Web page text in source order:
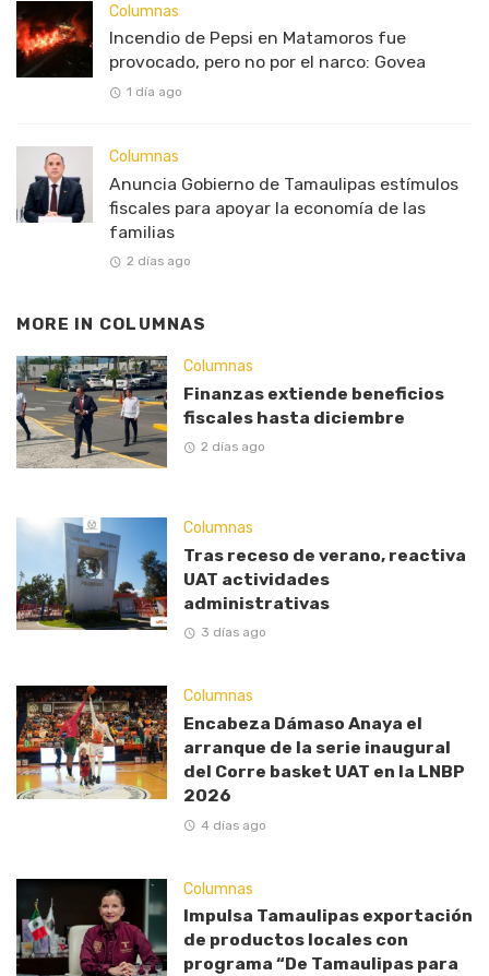
Columnas
Incendio de Pepsi en Matamoros fue
provocado, pero no por el narco: Govea
1 día ago
Columnas
Anuncia Gobierno de Tamaulipas estímulos
fiscales para apoyar la economía de las
familias
2 días ago
MORE IN COLUMNAS
Columnas
Finanzas extiende beneficios
fiscales hasta diciembre
2 días ago
Columnas
Tras receso de verano, reactiva
UAT actividades
administrativas
3 días ago
Columnas
Encabeza Dámaso Anaya el
arranque de la serie inaugural
del Corre basket UAT en la LNBP
2026
4 días ago
Columnas
Impulsa Tamaulipas exportación
de productos locales con
programa “De Tamaulipas para